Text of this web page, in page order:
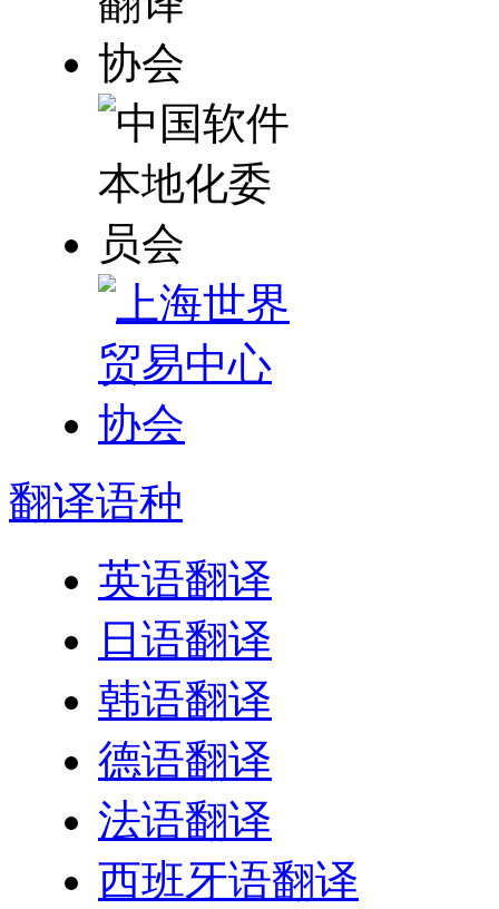
翻译语种
英语翻译
日语翻译
韩语翻译
德语翻译
法语翻译
西班牙语翻译